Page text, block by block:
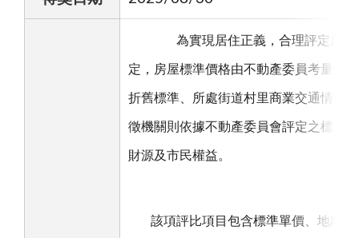
為實現居住正義，合理評定房屋稅
定，房屋標準價格由不動產委員考量房
折舊標準、所處街道村里商業交通情形
徵機關則依據不動產委員會評定之標準
財源及市民權益。
該項評比項目包含標準單價、地段